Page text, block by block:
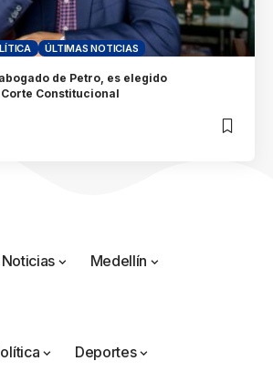
ÚLTIMAS NOTICIAS
de Petro, es elegido
Constitucional
Medellín
Deportes